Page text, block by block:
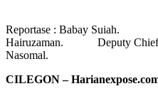
Reportase : Babay
Hairuzaman. Deputy Chief
Nasomal.
CILEGON –